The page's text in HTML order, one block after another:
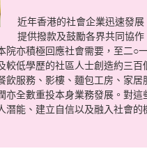
近年香港的社會企業迅速發
提供撥款及鼓勵各界共同協
亦積極回應社會需要，至二○
低學歷的社區人士創造約三百
服務、影樓、麵包工房、家居
全數重投本身業務發展。對這
能、建立自信以及融入社會的